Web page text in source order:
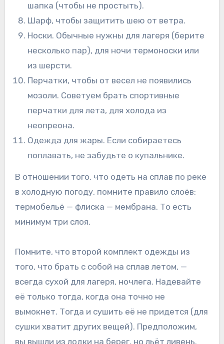
шапка (чтобы не простыть).
Шарф, чтобы защитить шею от ветра.
Носки. Обычные нужны для лагеря (берите
несколько пар), для ночи термоноски или
из шерсти.
Перчатки, чтобы от весел не появились
мозоли. Советуем брать спортивные
перчатки для лета, для холода из
неопреона.
Одежда для жары. Если собираетесь
поплавать, не забудьте о купальнике.
В отношении того, что одеть на сплав по реке
в холодную погоду, помните правило слоёв:
термобельё — флиска — мембрана. То есть
минимум три слоя.
Помните, что второй комплект одежды из
того, что брать с собой на сплав летом, —
всегда сухой для лагеря, ночлега. Надевайте
её только тогда, когда она точно не
вымокнет. Тогда и сушить её не придется (для
сушки хватит других вещей). Предположим,
вы вышли из лодки на берег, но льёт ливень.